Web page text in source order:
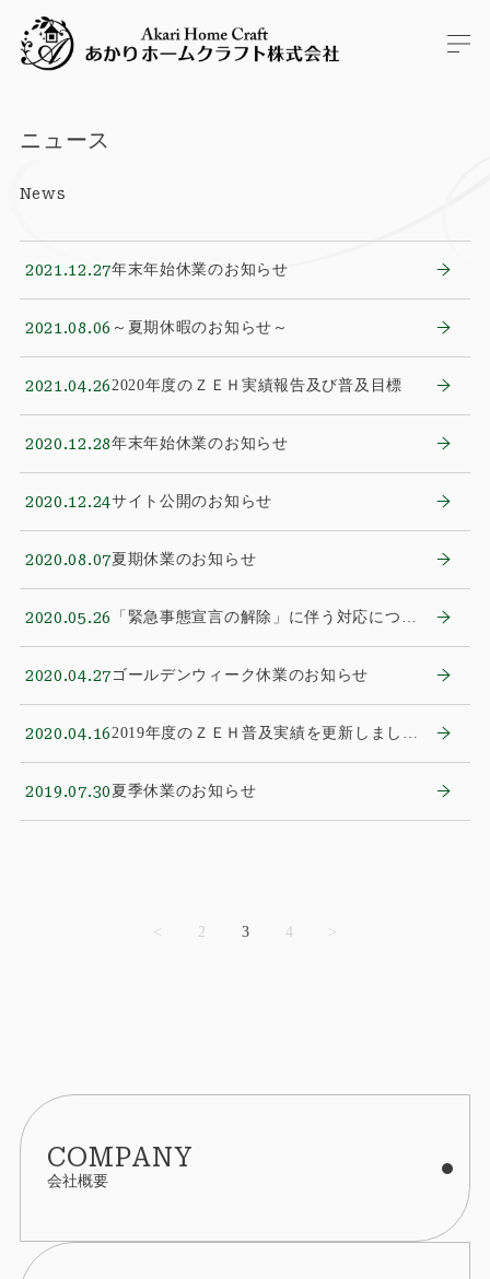
ニュース
News
2021.12.27年末年始休業のお知らせ
2021.08.06 ～夏期休暇のお知らせ～
2021.04.262020年度のＺＥＨ実績報告及び普及目標
2020.12.28年末年始休業のお知らせ
2020.12.24サイト公開のお知らせ
2020.08.07夏期休業のお知らせ
2020.05.26
「緊急事態宣言の解除」に伴う対応につい
てのお知らせ
2020.04.27ゴールデンウィーク休業のお知らせ
2020.04.162019年度のＺＥＨ普及実績を更新しまし
た。
2019.07.30 夏季休業のお知らせ
< 2 3 4 >
COMPANY
会社概要